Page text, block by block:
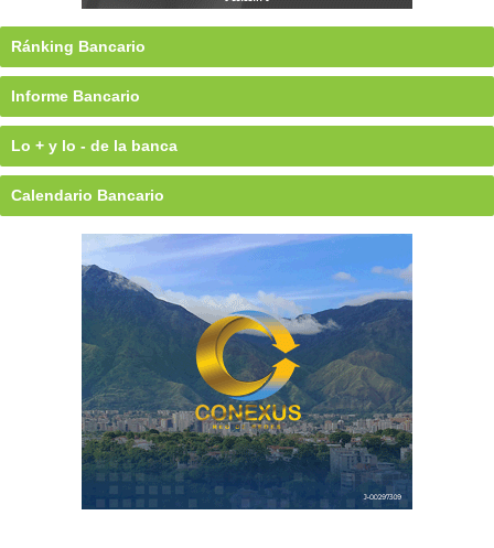
Ránking Bancario
Informe Bancario
Lo + y lo - de la banca
Calendario Bancario